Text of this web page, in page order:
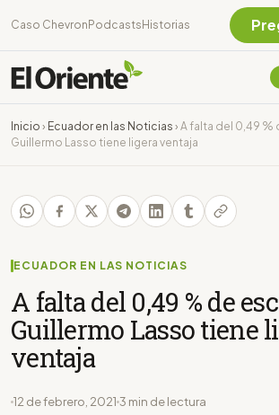
Caso Chevron Podcasts Historias
Inicio › Ecuador en las Noticias › A falta del 0,49 %
Guillermo Lasso tiene ligera ventaja
ECUADOR EN LAS NOTICIAS
A falta del 0,49 % de
Guillermo Lasso tiene
ventaja
12 de febrero, 2021 3 min de lectura